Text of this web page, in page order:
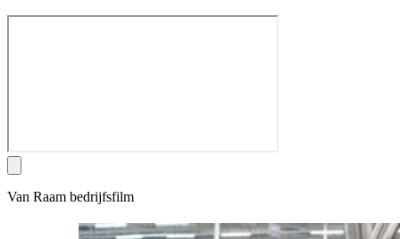
Van Raam bedrijfsfilm